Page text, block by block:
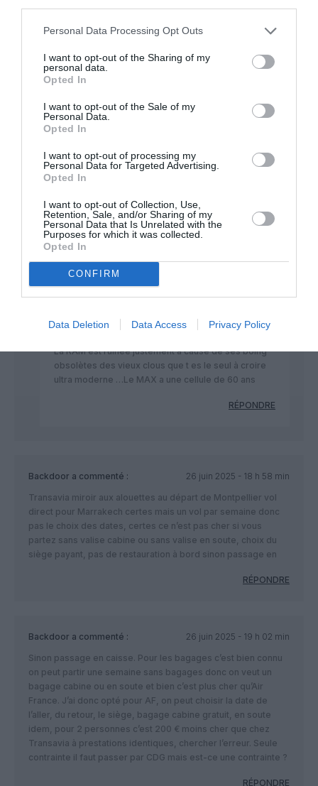
Personal Data Processing Opt Outs
I want to opt-out of the Sharing of my
personal data.
Opted In
I want to opt-out of the Sale of my
Personal Data.
Opted In
I want to opt-out of processing my
Personal Data for Targeted Advertising.
Opted In
I want to opt-out of Collection, Use,
Retention, Sale, and/or Sharing of my
Personal Data that Is Unrelated with the
Purposes for which it was collected.
Opted In
CONFIRM
Data Deletion Data Access Privacy Policy
MoMoDeRabat a commenté :
26 juin 2025 - 17 h 08 min
Destination préférée des Français et la RAM négocie
âprement avec le gouvernement Français pour obtenir plus
de créneaux sur les aéroports parisiens en échange de 20
airbus A220! Sinon ce sera boeing!
CHECK LAST
https://lapatrienews.dz/aviation-civile-la-ram-bat-
70 eme chez Skytrax
La RAM est ruinée justement à cause de ses boing
obsolètes des vieux clous que t es le seul à croire
ultra moderne …Le MAX a une cellule de 60 ans
RÉPONDRE
Backdoor a commenté :
26 juin 2025 - 18 h 58 min
Transavia miroir aux alouettes au départ de Montpellier vol
direct pour Marrakech certes mais un vol par semaine donc
pas le choix des dates, certes ce n’est pas cher si vous
partez sans valise cabine ou sans valise en soute, choix du
siège payant, pas de restauration à bord sinon passage en
RÉPONDRE
Backdoor a commenté :
26 juin 2025 - 19 h 02 min
Sinon passage en caisse. Pour les bagages c’est bien connu
on peut partir une semaine sans bagages donc on veut un
bagage cabine ou en soute et bien c’est plus cher qu’Air
France. J’ai donc opté pour AF, on peut choisir la date de
l’aller, du retour, le siège, bagage cabine gratuit, en soute
idem, pour 2 personnes c’est 200 € moins cher que chez
Transavia à prestations identiques, chercher l’erreur. Seule
contrainte il faut passer par CDG mais est-ce une contrainte ?
RÉPONDRE